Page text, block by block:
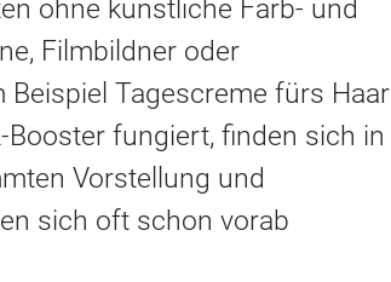
ohne künstliche Farb- und
Filmbildner oder
Tagescreme fürs Haar
fungiert, finden sich in
Vorstellung und
sich oft schon vorab